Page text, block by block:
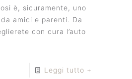
è, sicuramente, uno
amici e parenti. Da
con cura l’auto
Leggi tutto +